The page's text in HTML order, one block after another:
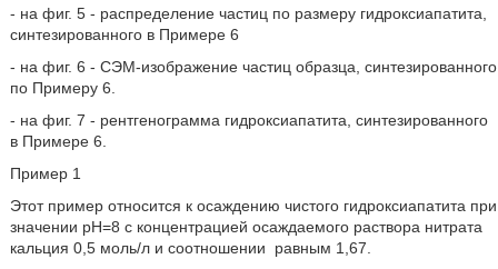
- на фиг. 5 - распределение частиц по размеру гидроксиапатита,
синтезированного в Примере 6
- на фиг. 6 - СЭМ-изображение частиц образца, синтезированного
по Примеру 6.
- на фиг. 7 - рентгенограмма гидроксиапатита, синтезированного
в Примере 6.
Пример 1
Этот пример относится к осаждению чистого гидроксиапатита при
значении рН=8 с концентрацией осаждаемого раствора нитрата
кальция 0,5 моль/л и соотношении
равным 1,67.